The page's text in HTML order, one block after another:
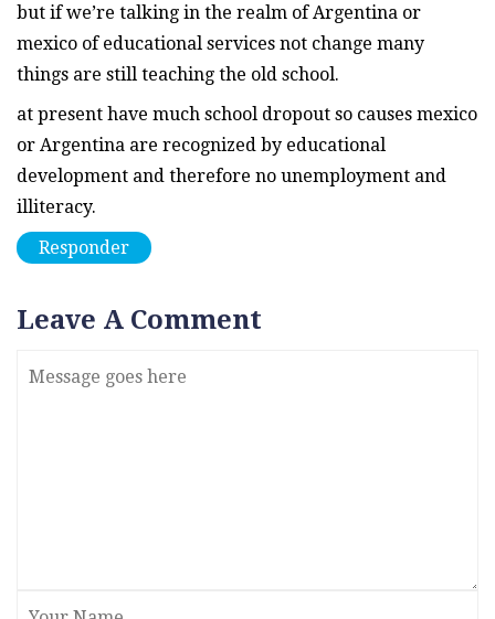
but if we’re talking in the realm of Argentina or
mexico of educational services not change many
things are still teaching the old school.
at present have much school dropout so causes mexico
or Argentina are recognized by educational
development and therefore no unemployment and
illiteracy.
Responder
Leave A Comment